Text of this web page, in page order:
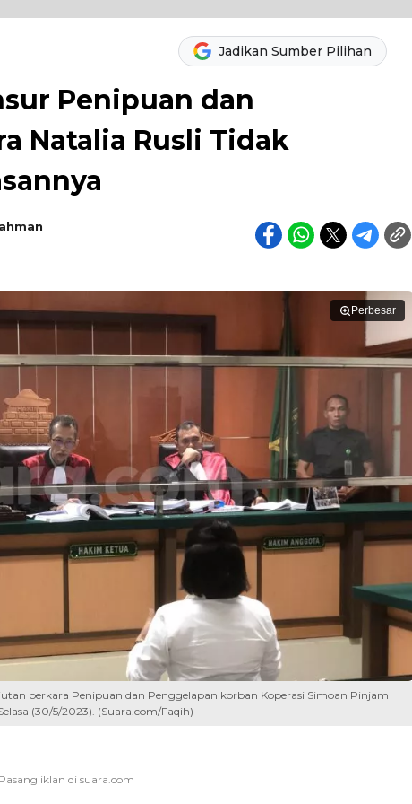
Jadikan Sumber Pilihan
Penipuan dan
Natalia Rusli Tidak
Perbesar
perkara Penipuan dan Penggelapan korban Koperasi Simoan Pinjam
(30/5/2023). (Suara.com/Faqih)